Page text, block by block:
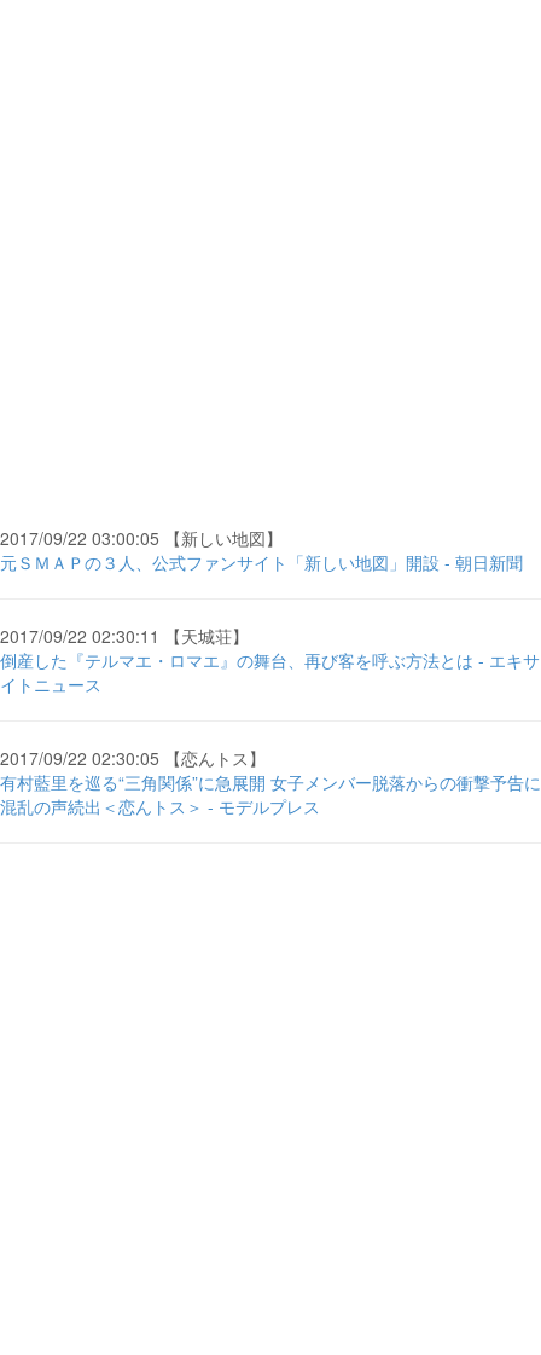
2017/09/22 03:00:05 【新しい地図】
元ＳＭＡＰの３人、公式ファンサイト「新しい地図」開設 - 朝日新聞
2017/09/22 02:30:11 【天城荘】
倒産した『テルマエ・ロマエ』の舞台、再び客を呼ぶ方法とは - エキサ
イトニュース
2017/09/22 02:30:05 【恋んトス】
有村藍里を巡る“三角関係”に急展開 女子メンバー脱落からの衝撃予告に
混乱の声続出＜恋んトス＞ - モデルプレス